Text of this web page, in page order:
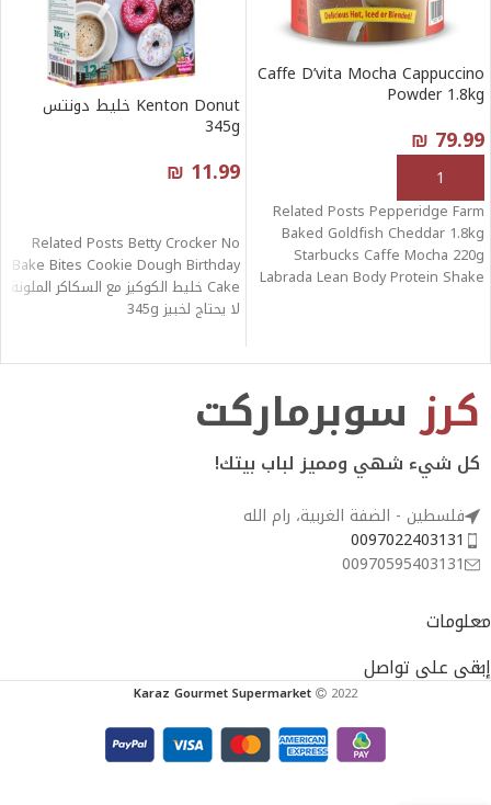
Caffe D’vita Mocha Cappuccino
Powder 1.8kg
₪ 79.99
إضافة إلى السلة
Related Posts Pepperidge Farm
Baked Goldfish Cheddar 1.8kg
Starbucks Caffe Mocha 220g
Labrada Lean Body Protein Shake
Kenton Donut خليط دونتس
345g
₪ 11.99
Related Posts Betty Crocker No
Bake Bites Cookie Dough Birthday
Cake خليط الكوكيز مع السكاكر الملونة
لا يحتاج لخبيز 345g
كرز سوبرماركت
كل شيء شهي ومميز لباب بيتك!
فلسطين - الضفة الغربية، رام الله
0097022403131
00970595403131
معلومات
إبقى على تواصل
Karaz Gourmet Supermarket 2022